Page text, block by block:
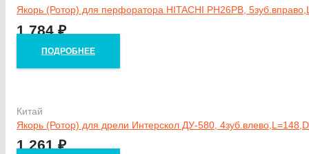
Якорь (Ротор) для перфоратора HITACHI РН26РВ,
1 784₽
ПОДРОБНЕЕ
Китай
Якорь (Ротор) для дрели Интерскол ДУ-580,
1 261₽